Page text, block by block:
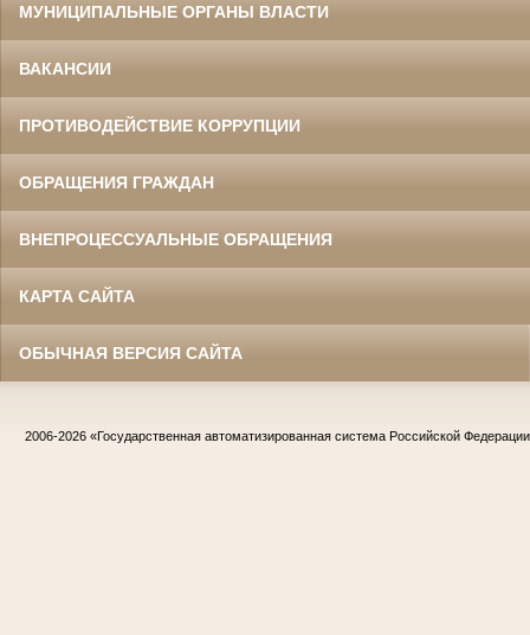
МУНИЦИПАЛЬНЫЕ ОРГАНЫ ВЛАСТИ
ВАКАНСИИ
ПРОТИВОДЕЙСТВИЕ КОРРУПЦИИ
ОБРАЩЕНИЯ ГРАЖДАН
ВНЕПРОЦЕССУАЛЬНЫЕ ОБРАЩЕНИЯ
КАРТА САЙТА
ОБЫЧНАЯ ВЕРСИЯ САЙТА
2006-2026 «Государственная автоматизированная система Российской